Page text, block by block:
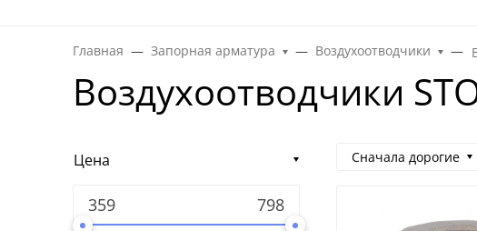
Главная Запорная арматура Воздухоотводчики
Воздухоотводчики
Цена Сначала дорогие